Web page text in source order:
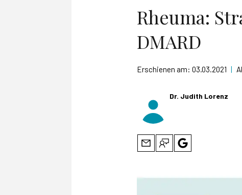
Rheuma:
DMARD
Erschienen am: 03.03.2021 |
Dr. Judith Lorenz